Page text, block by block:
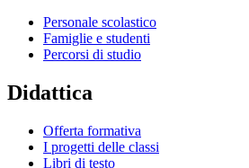
Personale scolastico
Famiglie e studenti
Percorsi di studio
Didattica
Offerta formativa
I progetti delle classi
Libri di testo